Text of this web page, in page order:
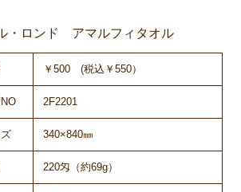
・ロンド アマルフィタオル
￥500 (税込￥550）
2F2201
340×840㎜
220匁（約69g）